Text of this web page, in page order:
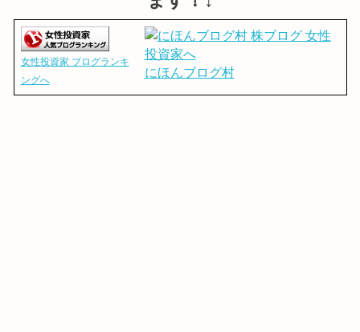
女性投資家 ブログランキ
ングへ
にほんブログ村